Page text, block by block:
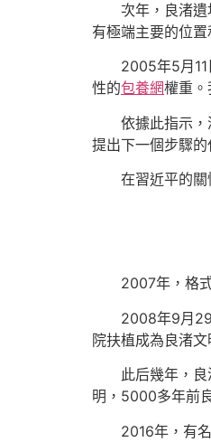
次年，良渚
有極端主要的位
2005年5月
性的包養網權重。
依據此指示
提出下一個步驟
在習近平的
2007年，格
2008年9月
院扶植成為良渚文
此后幾年，
明，5000多年前
2016年，有